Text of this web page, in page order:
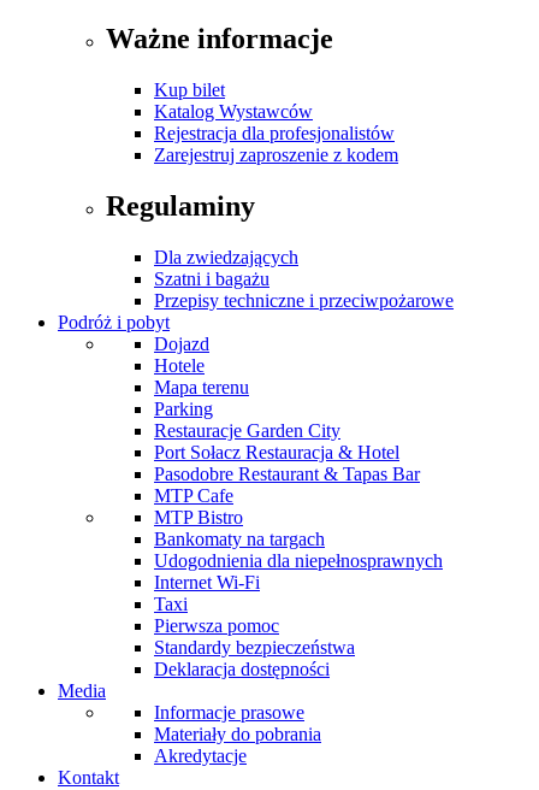
Ważne informacje
Kup bilet
Katalog Wystawców
Rejestracja dla profesjonalistów
Zarejestruj zaproszenie z kodem
Regulaminy
Dla zwiedzających
Szatni i bagażu
Przepisy techniczne i przeciwpożarowe
Podróż i pobyt
Dojazd
Hotele
Mapa terenu
Parking
Restauracje Garden City
Port Sołacz Restauracja & Hotel
Pasodobre Restaurant & Tapas Bar
MTP Cafe
MTP Bistro
Bankomaty na targach
Udogodnienia dla niepełnosprawnych
Internet Wi-Fi
Taxi
Pierwsza pomoc
Standardy bezpieczeństwa
Deklaracja dostępności
Media
Informacje prasowe
Materiały do pobrania
Akredytacje
Kontakt